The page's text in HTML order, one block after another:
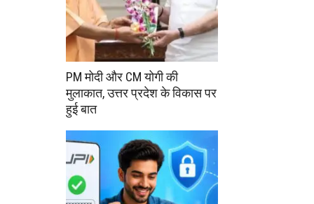
PM मोदी और CM योगी की
मुलाकात, उत्तर प्रदेश के विकास पर
हुई बात